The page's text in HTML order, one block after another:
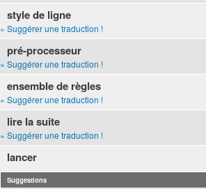
style de ligne
» Suggérer une traduction !
pré-processeur
» Suggérer une traduction !
ensemble de règles
» Suggérer une traduction !
lire la suite
» Suggérer une traduction !
lancer
Suggestions